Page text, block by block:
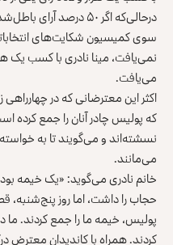
در‌حالی‌که اگر ۵۰ درصد
سوی کمیسیون‌ شکایت‌های
می‌یافت.
اکثر این معترضانی که در
که پولیس چادر آنان را جمع کرده
نسشته‌اند و می‌گویند تا به
می‌مانند.
خانم نادری می‌گوید: «یک خیمه بود
حجاب را داشت، اما روز
پولیس، خیمه ما را جمع کردند. ما
کردند. همراه با کاندیدان معترض